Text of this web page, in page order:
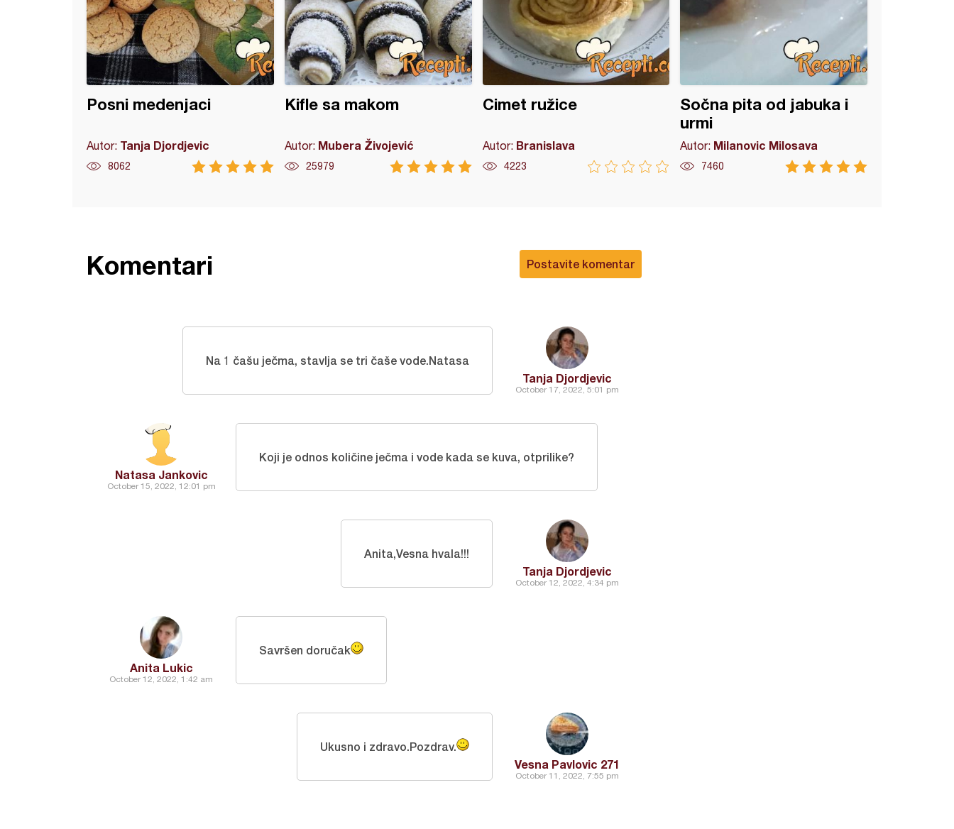
Posni medenjaci
Autor: Tanja Djordjevic
8062
Kifle sa makom
Autor: Mubera Živojević
25979
Cimet ružice
Autor: Branislava
4223
Sočna pita od jabuka i
urmi
Autor: Milanovic Milosava
7460
Postavite komentar
Komentari
Tanja Djordjevic
October 17, 2022, 5:01 pm
Na 1 čašu ječma, stavlja se tri čaše vode.Natasa
Natasa Jankovic
October 15, 2022, 12:01 pm
Koji je odnos količine ječma i vode kada se kuva, otprilike?
Tanja Djordjevic
October 12, 2022, 4:34 pm
Anita,Vesna hvala!!!
Anita Lukic
October 12, 2022, 1:42 am
Savršen doručak
Vesna Pavlovic 271
October 11, 2022, 7:55 pm
Ukusno i zdravo.Pozdrav.